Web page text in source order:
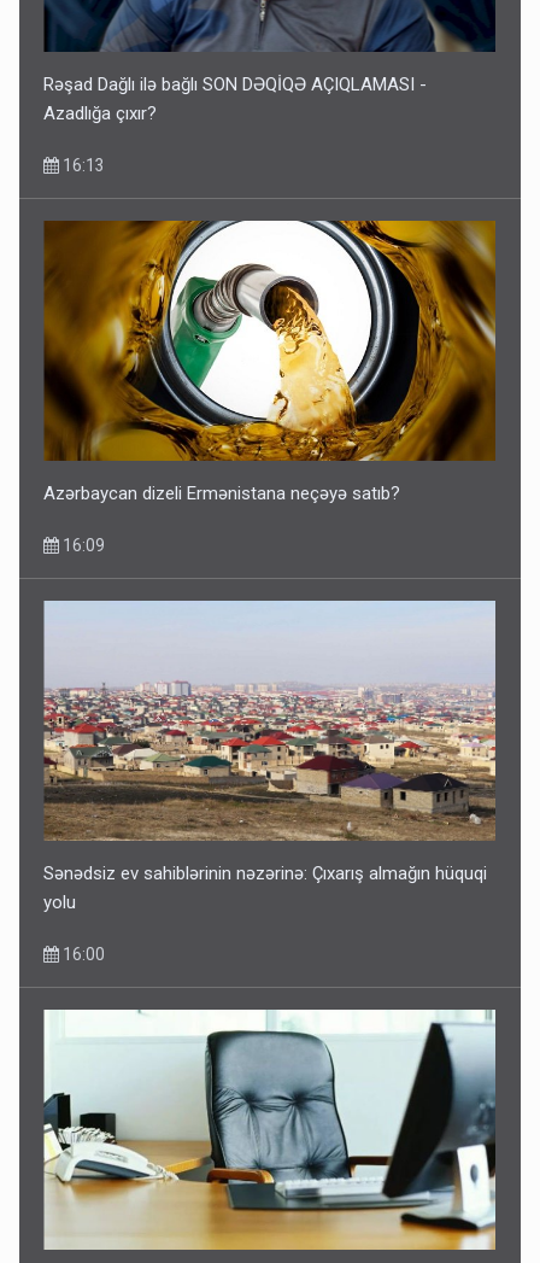
Rəşad Dağlı ilə bağlı SON DƏQİQƏ AÇIQLAMASI -
Azadlığa çıxır?
16:13
Azərbaycan dizeli Ermənistana neçəyə satıb?
16:09
Sənədsiz ev sahiblərinin nəzərinə: Çıxarış almağın hüquqi
yolu
16:00